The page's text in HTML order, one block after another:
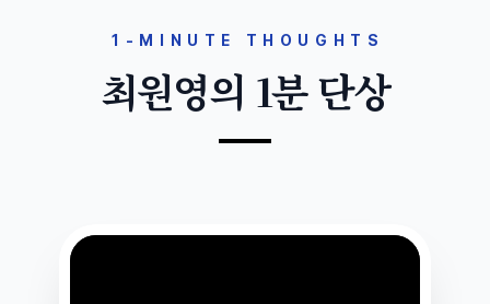
1-MINUTE THOUGHTS
최원영의 1분 단상